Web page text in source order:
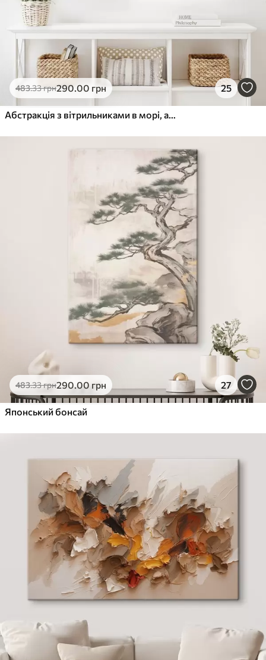
483.33грн290.00 грн 25
Абстракція з вітрильниками в морі, акриловий стиль, захід сонця
483.33грн290.00 грн 27
Японський бонсай